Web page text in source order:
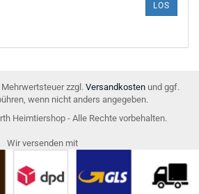
LOS
zzgl. Versandkosten und ggf.
wenn nicht anders angegeben.
Heimtiershop - Alle Rechte vorbehalten.
Wir versenden mit